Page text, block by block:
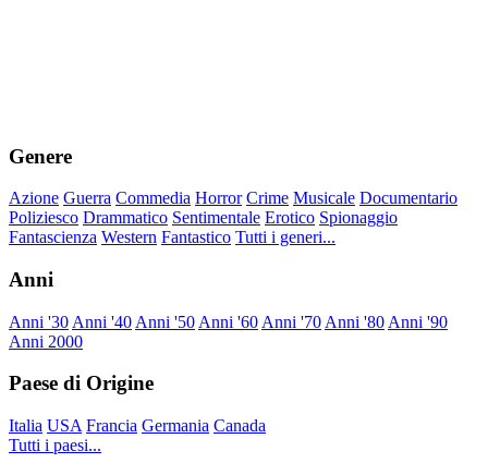
Genere
Azione Guerra Commedia Horror Crime Musicale Documentario
Poliziesco Drammatico Sentimentale Erotico Spionaggio
Fantascienza Western Fantastico Tutti i generi...
Anni
Anni '30 Anni '40 Anni '50 Anni '60 Anni '70 Anni '80 Anni '90
Anni 2000
Paese di Origine
Italia USA Francia Germania Canada
Tutti i paesi...